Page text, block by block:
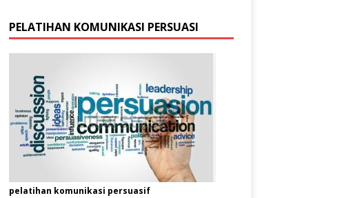
PELATIHAN KOMUNIKASI PERSUASI
pelatihan komunikasi persuasif